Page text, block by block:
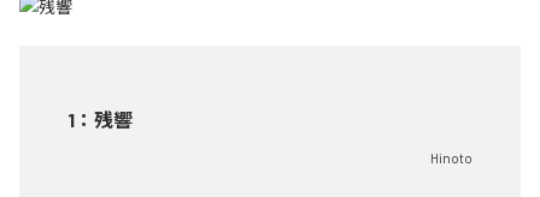
1 ： 残響
Hinoto